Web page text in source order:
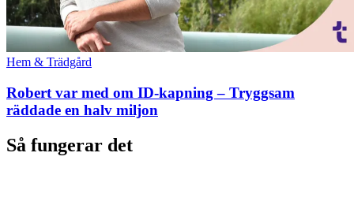
Hem & Trädgård
Robert var med om ID-kapning – Tryggsam
räddade en halv miljon
Så fungerar det